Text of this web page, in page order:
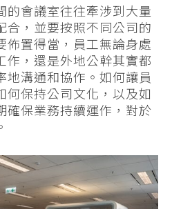
的會議室往往牽涉到大量
合，並要按照不同公司的
佈置得當，員工無論身處
作，還是外地公幹其實都
地溝通和協作。如何讓員
何保持公司文化，以及如
確保業務持續運作，對於